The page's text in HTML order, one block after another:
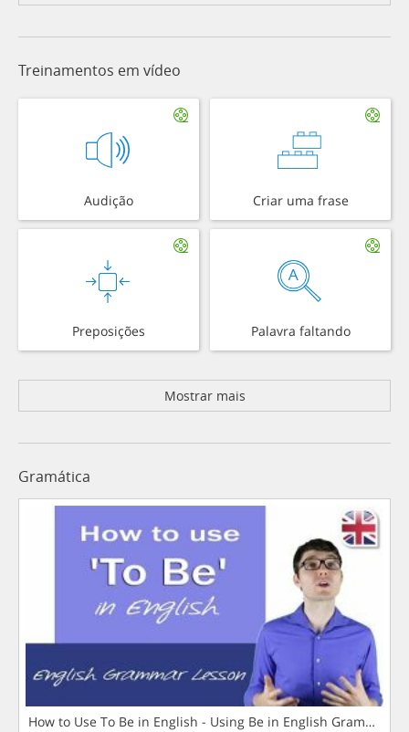
Treinamentos em vídeo
Audição Criar uma frase
Preposições Palavra faltando
Mostrar mais
Gramática
How to Use To Be in English - Using Be in English Grammar